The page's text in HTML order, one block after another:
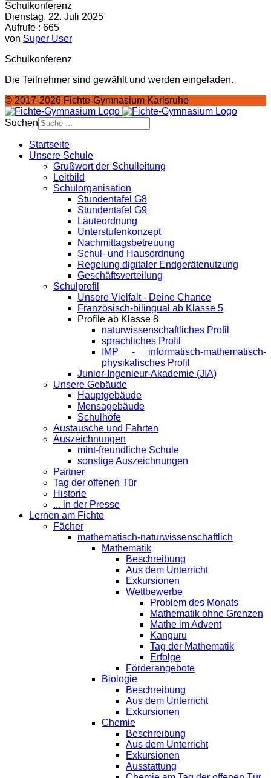
Schulkonferenz
Dienstag, 22. Juli 2025
Aufrufe : 665
von Super User
Schulkonferenz
Die Teilnehmer sind gewählt und werden eingeladen.
© 2017-2026 Fichte-Gymnasium Karlsruhe
Suchen
Startseite
Unsere Schule
Grußwort der Schulleitung
Leitbild
Schulorganisation
Stundentafel G8
Stundentafel G9
Läuteordnung
Unterstufenkonzept
Nachmittagsbetreuung
Schul- und Hausordnung
Regelung digitaler Endgeräte­nutzung
Geschäftsverteilung
Schulprofil
Unsere Vielfalt - Deine Chance
Französisch-bilingual ab Klasse 5
Profile ab Klasse 8
naturwissenschaftliches Profil
sprachliches Profil
IMP - informatisch-mathematisch-
physikalisches Profil
Junior-Ingenieur-Akademie (JIA)
Unsere Gebäude
Hauptgebäude
Mensagebäude
Schulhöfe
Austausche und Fahrten
Auszeichnungen
mint-freundliche Schule
sonstige Auszeichnungen
Partner
Tag der offenen Tür
Historie
... in der Presse
Lernen am Fichte
Fächer
mathematisch-naturwissenschaftlich
Mathematik
Beschreibung
Aus dem Unterricht
Exkursionen
Wettbewerbe
Problem des Monats
Mathematik ohne Grenzen
Mathe im Advent
Kanguru
Tag der Mathematik
Erfolge
Förderangebote
Biologie
Beschreibung
Aus dem Unterricht
Exkursionen
Chemie
Beschreibung
Aus dem Unterricht
Exkursionen
Ausstattung